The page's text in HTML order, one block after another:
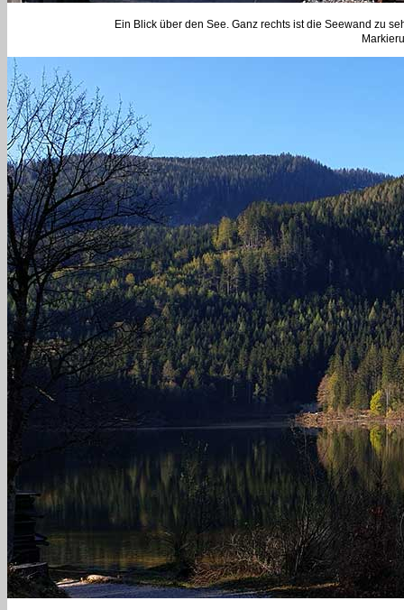
Ein Blick über den See. Ganz rechts ist die Seewand zu